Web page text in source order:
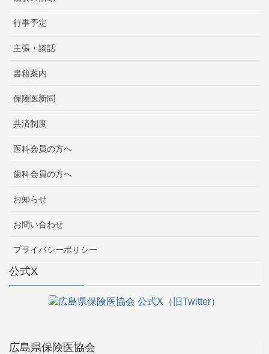
行事予定
主張・談話
書籍案内
保険医新聞
共済制度
医科会員の方へ
歯科会員の方へ
お知らせ
お問い合わせ
プライバシーポリシー
公式X
広島県保険医協会